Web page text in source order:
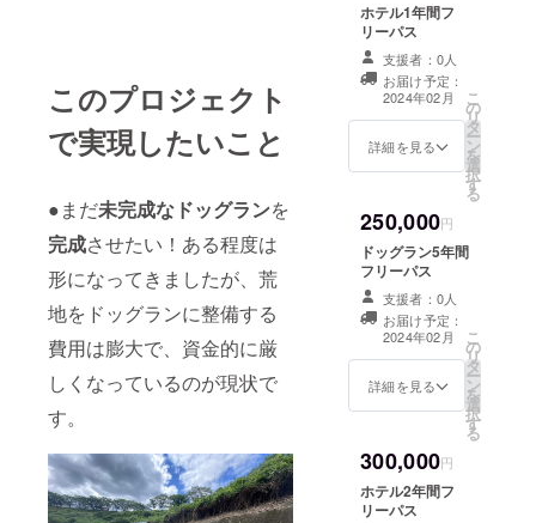
このプロジェクト
で実現したいこと
●まだ未完成なドッグランを
完成させたい！ある程度は
形になってきましたが、荒
地をドッグランに整備する
費用は膨大で、資金的に厳
しくなっているのが現状で
す。
ホテル1年間フ
リーパス
支援者：0人
お届け予定：
2024年02月
詳細を見る
こ
の
リ
タ
ー
ン
を
選
択
す
る
250,000円
ドッグラン5年間
フリーパス
支援者：0人
お届け予定：
2024年02月
詳細を見る
こ
の
リ
タ
ー
ン
を
選
択
す
る
300,000円
ホテル2年間フ
リーパス